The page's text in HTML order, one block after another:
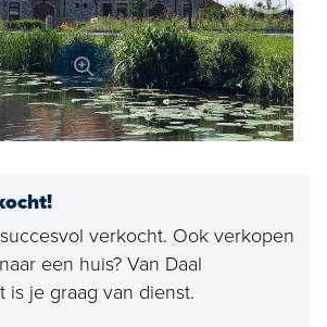
nieuwbouw
verkocht. Ook verkopen
een huis? Van Daal
is je graag van dienst.